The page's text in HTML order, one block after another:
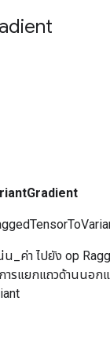
ค่า ไปยัง op
รแยกแถวด้านนอก